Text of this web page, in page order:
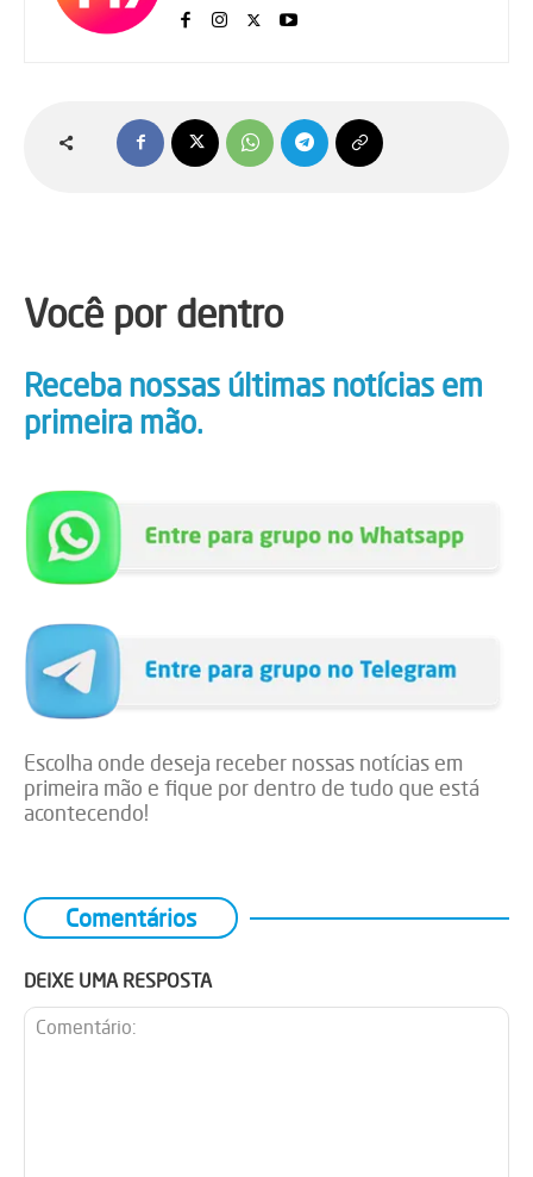
Você por dentro
Receba nossas últimas notícias em
primeira mão.
Escolha onde deseja receber nossas notícias em
primeira mão e fique por dentro de tudo que está
acontecendo!
Comentários
DEIXE UMA RESPOSTA